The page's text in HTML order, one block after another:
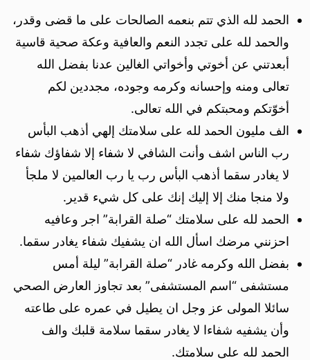
الحمد لله الذي تتم بنعمه الصالحات على ما قضى وقدر،
والحمد لله على تجدد النعم والعافية وعكة صحية قاسية
أبعدتني عن أخوتي وأخواتي الغالين عدنا بفضل الله
تعالى ومنه وإحسانه وكرمه وجوده، مجددين لكم
أخوّتكم ومحبتكم في الله تعالى.
الف مليون الحمد لله على سلامتك إلهي أذهب البأس
رب الناس اشف وأنت الشافي لا شفاء إلا شفاؤك شفاء
لا يغادر سقما أذهب البأس رب يا رب العالمين لا ملجأ
ولا منجا منك إلا إليك إنك على كل شيء قدير.
الحمد لله على سلامتك “صلة القرابة” اجر وعافيه
احزنني مرضك اسأل الله ان يشفيك شفاء يغادر سقما.
بفضل الله وكرمه غادر “صلة القرابة” ليلة أمس
مستشفى “اسم المستشفى” بعد تجاوز العارض الصحي
سائلا المولى عز وجل ان يطيل في عمره على طاعته
وأن يشفيه شفاءا لا يغادر سقما سلامة قلبك والف
الحمد لله على سلامتك.